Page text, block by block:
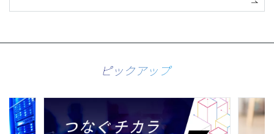
ピックアップ